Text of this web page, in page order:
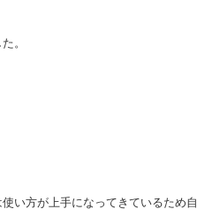
。
い方が上手になってきているため自